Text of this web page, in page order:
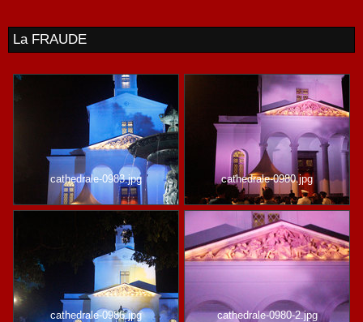
La FRAUDE
cathedrale-0983.jpg cathedrale-0980.jpg
cathedrale-0986.jpg cathedrale-0980-2.jpg